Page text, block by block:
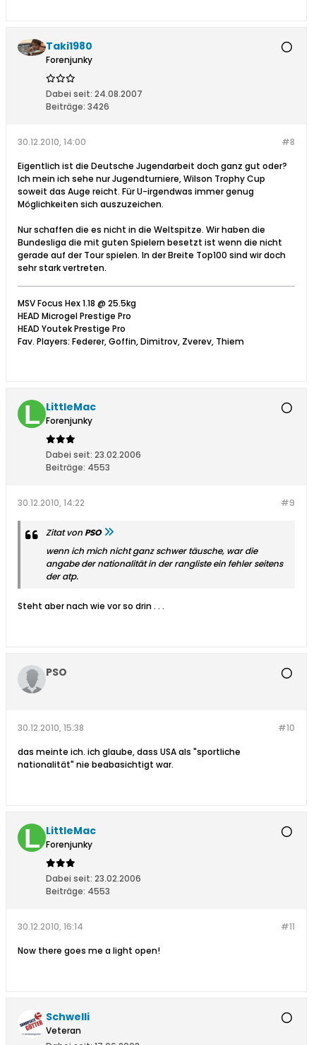
Taki1980
Forenjunky
Dabei seit: 24.08.2007
Beiträge: 3426
#8
30.12.2010, 14:00
Eigentlich ist die Deutsche Jugendarbeit doch ganz gut oder?
Ich mein ich sehe nur Jugendturniere, Wilson Trophy Cup
soweit das Auge reicht. Für U-irgendwas immer genug
Möglichkeiten sich auszuzeichen.
Nur schaffen die es nicht in die Weltspitze. Wir haben die
Bundesliga die mit guten Spielern besetzt ist wenn die nicht
gerade auf der Tour spielen. In der Breite Top100 sind wir doch
sehr stark vertreten.
MSV Focus Hex 1.18 @ 25.5kg
HEAD Microgel Prestige Pro
HEAD Youtek Prestige Pro
Fav. Players: Federer, Goffin, Dimitrov, Zverev, Thiem
LittleMac
Forenjunky
Dabei seit: 23.02.2006
Beiträge: 4553
#9
30.12.2010, 14:22
Zitat vonPSO
wenn ich mich nicht ganz schwer täusche, war die
angabe der nationalität in der rangliste ein fehler seitens
der atp.
Steht aber nach wie vor so drin . . .
PSO
#10
30.12.2010, 15:38
das meinte ich. ich glaube, dass USA als "sportliche
nationalität" nie beabasichtigt war.
LittleMac
Forenjunky
Dabei seit: 23.02.2006
Beiträge: 4553
#11
30.12.2010, 16:14
Now there goes me a light open!
Schwelli
Veteran